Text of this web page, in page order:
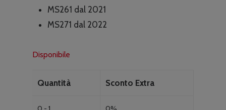
MS261 dal 2021
MS271 dal 2022
Disponibile
Quantità Sconto Extra